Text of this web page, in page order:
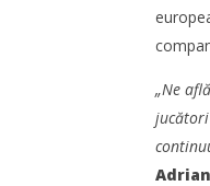
11% în
„Ne